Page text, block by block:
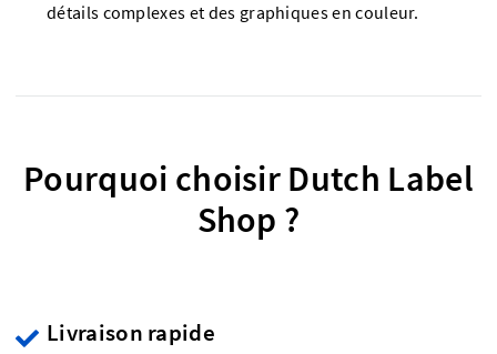
détails complexes et des graphiques en couleur.
Pourquoi choisir Dutch Label
Shop ?
Livraison rapide